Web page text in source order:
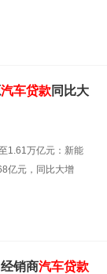
汽车贷款同比大
1.61万亿元：新能
亿元，同比大增
销商汽车贷款